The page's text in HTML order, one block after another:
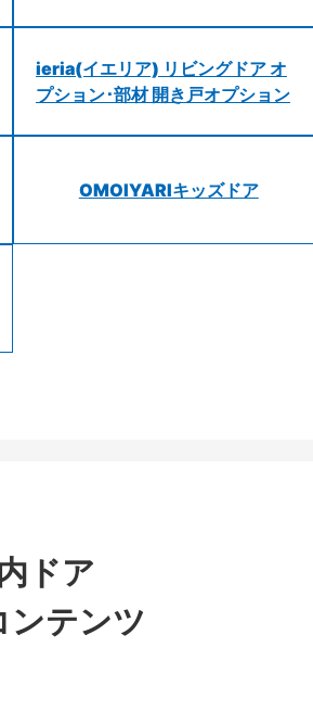
ieria(イエリア) リビングドア オ
プション･部材 開き戸オプション
OMOIYARIキッズドア
ドア
ンテンツ